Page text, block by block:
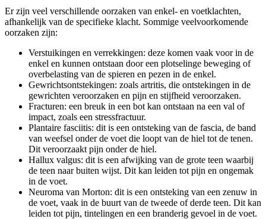
Er zijn veel verschillende oorzaken van enkel- en voetklachten,
afhankelijk van de specifieke klacht. Sommige veelvoorkomende
oorzaken zijn:
Verstuikingen en verrekkingen: deze komen vaak voor in de
enkel en kunnen ontstaan door een plotselinge beweging of
overbelasting van de spieren en pezen in de enkel.
Gewrichtsontstekingen: zoals artritis, die ontstekingen in de
gewrichten veroorzaken en pijn en stijfheid veroorzaken.
Fracturen: een breuk in een bot kan ontstaan na een val of
impact, zoals een stressfractuur.
Plantaire fasciitis: dit is een ontsteking van de fascia, de band
van weefsel onder de voet die loopt van de hiel tot de tenen.
Dit veroorzaakt pijn onder de hiel.
Hallux valgus: dit is een afwijking van de grote teen waarbij
de teen naar buiten wijst. Dit kan leiden tot pijn en ongemak
in de voet.
Neuroma van Morton: dit is een ontsteking van een zenuw in
de voet, vaak in de buurt van de tweede of derde teen. Dit kan
leiden tot pijn, tintelingen en een branderig gevoel in de voet.